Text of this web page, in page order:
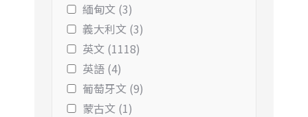
緬甸文 (3)
義大利文 (3)
英文 (1118)
英語 (4)
葡萄牙文 (9)
蒙古文 (1)